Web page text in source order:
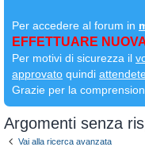
Per accedere al forum in
EFFETTUARE
Per motivi di sicurezza il
approvato quindi
Grazie per la
Argomenti senza
Vai alla ricerca avanzata